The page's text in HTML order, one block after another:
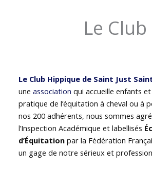
Le Club
Le Club Hippique de Saint Just
uneassociation qui accueille enfants
pratique de l’équitation à cheval ou à
nos 200 adhérents, nous sommes
l’Inspection Académique et labellisés
d’Équitation par la Fédération
un gage de notre sérieux et